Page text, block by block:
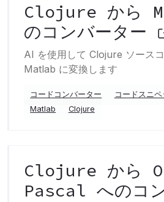
Clojure から
のコンバーター
AI を使用して Clojure ソース
Matlab に変換します
コードコンバーター コードスニペ
Matlab
Clojure
Clojure から
Pascal へのコ